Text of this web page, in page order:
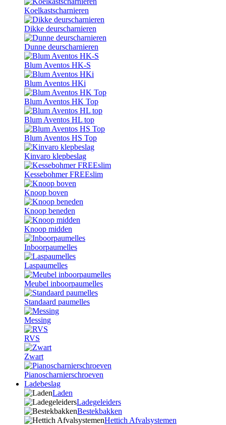
Koelkastscharnieren
Dikke deurscharnieren
Dunne deurscharnieren
Blum Aventos HK-S
Blum Aventos HKi
Blum Aventos HK Top
Blum Aventos HL top
Blum Aventos HS Top
Kinvaro klepbeslag
Kessebohmer FREEslim
Knoop boven
Knoop beneden
Knoop midden
Inboorpaumelles
Laspaumelles
Meubel inboorpaumelles
Standaard paumelles
Messing
RVS
Zwart
Pianoscharnierschroeven
Ladebeslag
Laden
Ladegeleiders
Bestekbakken
Hettich Afvalsystemen